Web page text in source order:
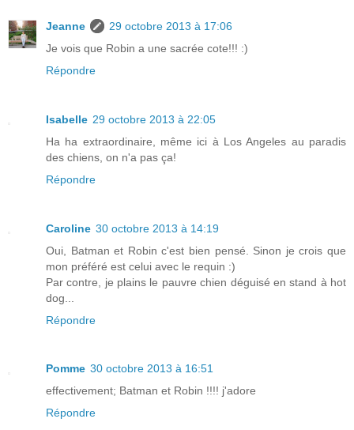
Jeanne
29 octobre 2013 à 17:06
Je vois que Robin a une sacrée cote!!! :)
Répondre
Isabelle 29 octobre 2013 à 22:05
Ha ha extraordinaire, même ici à Los Angeles au paradis
des chiens, on n'a pas ça!
Répondre
Caroline 30 octobre 2013 à 14:19
Oui, Batman et Robin c'est bien pensé. Sinon je crois que
mon préféré est celui avec le requin :)
Par contre, je plains le pauvre chien déguisé en stand à hot
dog...
Répondre
Pomme 30 octobre 2013 à 16:51
effectivement; Batman et Robin !!!! j'adore
Répondre